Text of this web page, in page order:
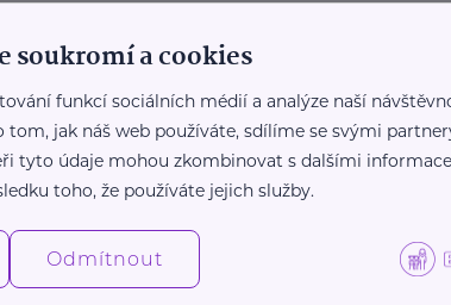
soukromí a cookies
funkcí sociálních médií a analýze naší
tom, jak náš web používáte, sdílíme se svými
tyto údaje mohou zkombinovat s dalšími
toho, že používáte jejich služby.
Odmítnout